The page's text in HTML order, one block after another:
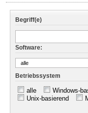
Begriff(e)
Software:
alle
Betriebssystem
alle Windows-
Unix-basierend